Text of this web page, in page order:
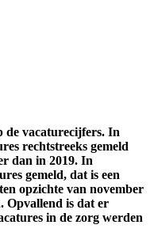
de vacaturecijfers. In
rechtstreeks gemeld
dan in 2019. In
gemeld, dat is een
opzichte van november
Opvallend is dat er
in de zorg werden